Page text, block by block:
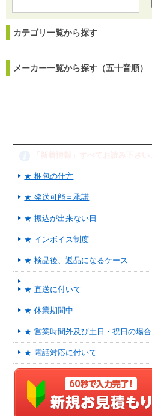
カテゴリ一覧から探す
メーカー一覧から探す（五十音順）
★ 梱包の仕方
★ 発送可能＝承諾
★ 振込が出来ない日
★ インボイス制度
★ 検品後、返品になるケース
★ 直送に付いて
★ 休業期間中
★ 営業時間外及び土日・祝日の場合
★ 電話対応に付いて